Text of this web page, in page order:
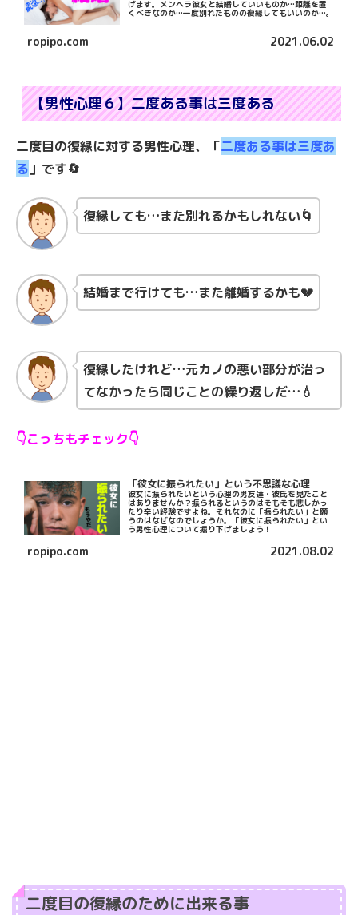
げます。メンヘラ彼女と結婚していいものか…距離を置
くべきなのか…一度別れたものの復縁してもいいのか…。
ropipo.com 2021.06.02
【男性心理６】二度ある事は三度ある
二度目の復縁に対する男性心理、「二度ある事は三度あ
る 」です🔄
復縁しても…また別れるかもしれない🌀
結婚まで行けても…また離婚するかも💔
復縁したけれど…元カノの悪い部分が治っ
てなかったら同じことの繰り返しだ…💧
👇こっちもチェック👇
「彼女に振られたい」という不思議な心理
彼女に振られたいという心理の男友達・彼氏を見たこと
はありませんか？振られるというのはそもそも悲しかっ
たり辛い経験ですよね。それなのに「振られたい」と願
うのはなぜなのでしょうか。「彼女に振られたい」とい
う男性心理について掘り下げましょう！
ropipo.com 2021.08.02
二度目の復縁のために出来る事